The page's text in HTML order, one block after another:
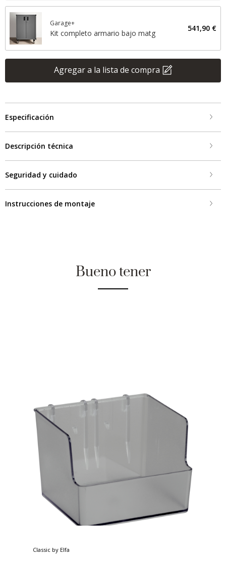
Garage+
Kit completo armario bajo matg
541,90 €
Agregar a la lista de compra
Especificación
Descripción técnica
Seguridad y cuidado
Instrucciones de montaje
Bueno tener
Classic by Elfa